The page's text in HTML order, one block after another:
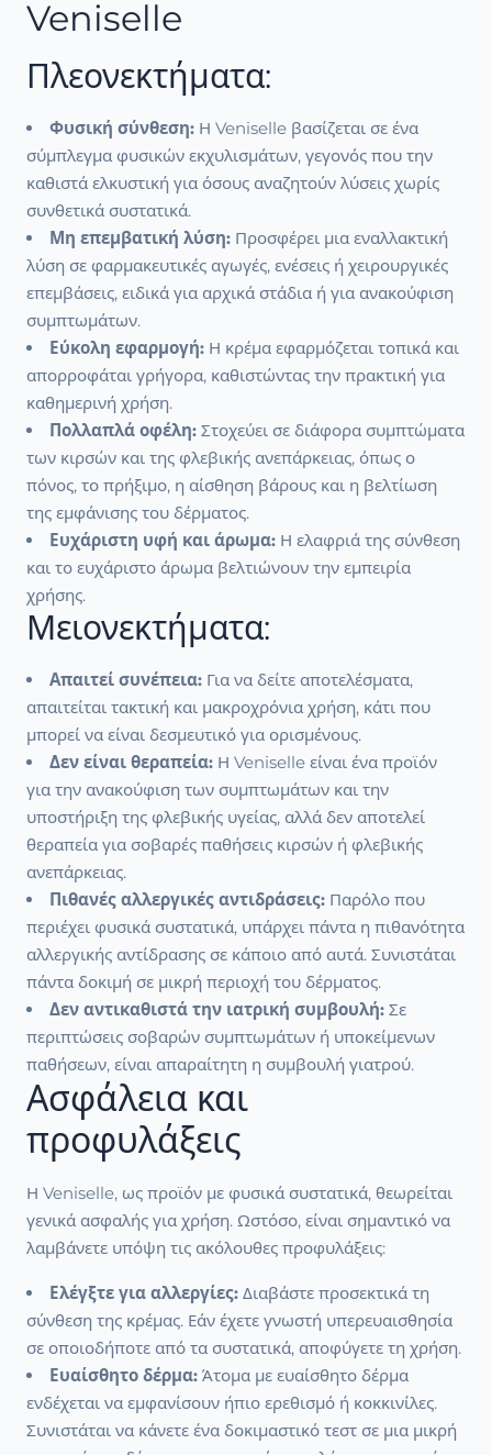
Veniselle
Πλεονεκτήματα:
Φυσική σύνθεση: Η Veniselle βασίζεται σε ένα
σύμπλεγμα φυσικών εκχυλισμάτων, γεγονός που την
καθιστά ελκυστική για όσους αναζητούν λύσεις χωρίς
συνθετικά συστατικά.
Μη επεμβατική λύση: Προσφέρει μια εναλλακτική
λύση σε φαρμακευτικές αγωγές, ενέσεις ή χειρουργικές
επεμβάσεις, ειδικά για αρχικά στάδια ή για ανακούφιση
συμπτωμάτων.
Εύκολη εφαρμογή: Η κρέμα εφαρμόζεται τοπικά και
απορροφάται γρήγορα, καθιστώντας την πρακτική για
καθημερινή χρήση.
Πολλαπλά οφέλη: Στοχεύει σε διάφορα συμπτώματα
των κιρσών και της φλεβικής ανεπάρκειας, όπως ο
πόνος, το πρήξιμο, η αίσθηση βάρους και η βελτίωση
της εμφάνισης του δέρματος.
Ευχάριστη υφή και άρωμα: Η ελαφριά της σύνθεση
και το ευχάριστο άρωμα βελτιώνουν την εμπειρία
χρήσης.
Μειονεκτήματα:
Απαιτεί συνέπεια: Για να δείτε αποτελέσματα,
απαιτείται τακτική και μακροχρόνια χρήση, κάτι που
μπορεί να είναι δεσμευτικό για ορισμένους.
Δεν είναι θεραπεία: Η Veniselle είναι ένα προϊόν
για την ανακούφιση των συμπτωμάτων και την
υποστήριξη της φλεβικής υγείας, αλλά δεν αποτελεί
θεραπεία για σοβαρές παθήσεις κιρσών ή φλεβικής
ανεπάρκειας.
Πιθανές αλλεργικές αντιδράσεις: Παρόλο που
περιέχει φυσικά συστατικά, υπάρχει πάντα η πιθανότητα
αλλεργικής αντίδρασης σε κάποιο από αυτά. Συνιστάται
πάντα δοκιμή σε μικρή περιοχή του δέρματος.
Δεν αντικαθιστά την ιατρική συμβουλή: Σε
περιπτώσεις σοβαρών συμπτωμάτων ή υποκείμενων
παθήσεων, είναι απαραίτητη η συμβουλή γιατρού.
Ασφάλεια και
προφυλάξεις
Η Veniselle, ως προϊόν με φυσικά συστατικά, θεωρείται
γενικά ασφαλής για χρήση. Ωστόσο, είναι σημαντικό να
λαμβάνετε υπόψη τις ακόλουθες προφυλάξεις:
Ελέγξτε για αλλεργίες: Διαβάστε προσεκτικά τη
σύνθεση της κρέμας. Εάν έχετε γνωστή υπερευαισθησία
σε οποιοδήποτε από τα συστατικά, αποφύγετε τη χρήση.
Ευαίσθητο δέρμα: Άτομα με ευαίσθητο δέρμα
ενδέχεται να εμφανίσουν ήπιο ερεθισμό ή κοκκινίλες.
Συνιστάται να κάνετε ένα δοκιμαστικό τεστ σε μια μικρή